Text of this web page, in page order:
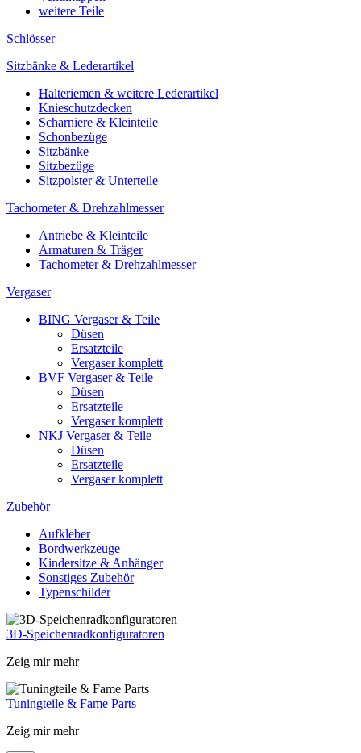
weitere Teile
Schlösser
Sitzbänke & Lederartikel
Halteriemen & weitere Lederartikel
Knieschutzdecken
Scharniere & Kleinteile
Schonbezüge
Sitzbänke
Sitzbezüge
Sitzpolster & Unterteile
Tachometer & Drehzahlmesser
Antriebe & Kleinteile
Armaturen & Träger
Tachometer & Drehzahlmesser
Vergaser
BING Vergaser & Teile
Düsen
Ersatzteile
Vergaser komplett
BVF Vergaser & Teile
Düsen
Ersatzteile
Vergaser komplett
NKJ Vergaser & Teile
Düsen
Ersatzteile
Vergaser komplett
Zubehör
Aufkleber
Bordwerkzeuge
Kindersitze & Anhänger
Sonstiges Zubehör
Typenschilder
3D-Speichenradkonfiguratoren
Zeig mir mehr
Tuningteile & Fame Parts
Zeig mir mehr